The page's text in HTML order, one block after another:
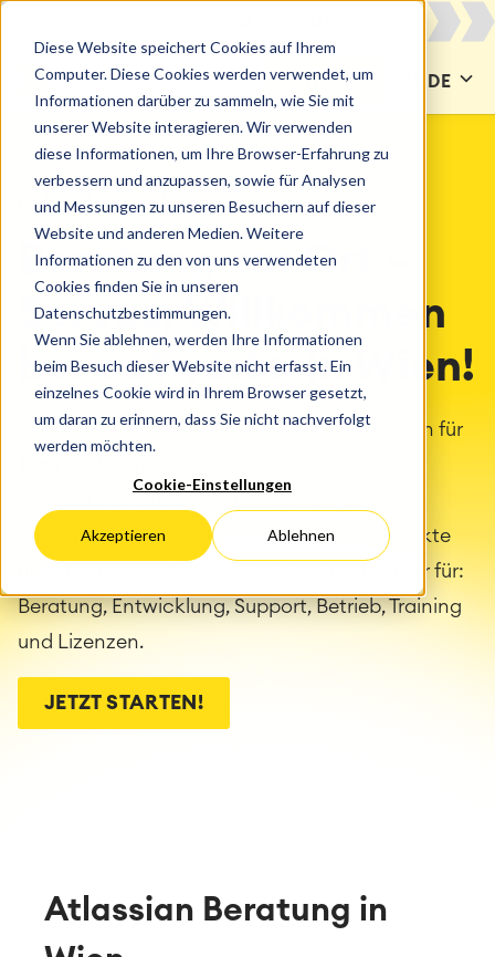
Diese Website speichert Cookies auf Ihrem
Computer. Diese Cookies werden verwendet, um
Informationen darüber zu sammeln, wie Sie mit
unserer Website interagieren. Wir verwenden
diese Informationen, um Ihre Browser-Erfahrung zu
verbessern und anzupassen, sowie für Analysen
und Messungen zu unseren Besuchern auf dieser
Website und anderen Medien. Weitere
Informationen zu den von uns verwendeten
Cookies finden Sie in unseren
Datenschutzbestimmungen.
Wenn Sie ablehnen, werden Ihre Informationen
beim Besuch dieser Website nicht erfasst. Ein
einzelnes Cookie wird in Ihrem Browser gesetzt,
um daran zu erinnern, dass Sie nicht nachverfolgt
werden möchten.
Cookie-Einstellungen
Akzeptieren Ablehnen
KONTAKT DE
CATWORKX ÖSTERREICH
catworkx in in Wien
Beratung vor Ort –
Servus, Willkommen
bei catworkx in Wien!
Nutzen Sie Jira und Confluence von Atlassian für
Partner mit 100%-Fokus auf Atlassian-Produkte
und -Lösungen. Wir sind Ihr Atlassian-Partner für:
Beratung, Entwicklung, Support, Betrieb, Training
und Lizenzen.
JETZT STARTEN!
Atlassian Beratung in